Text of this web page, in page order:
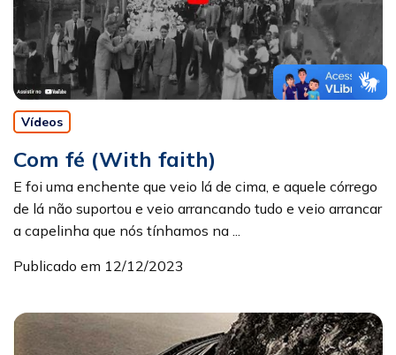
Vídeos
Com fé (With faith)
E foi uma enchente que veio lá de cima, e aquele córrego
de lá não suportou e veio arrancando tudo e veio arrancar
a capelinha que nós tínhamos na ...
Publicado em 12/12/2023